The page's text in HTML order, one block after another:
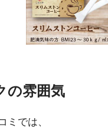
の雰囲気
ミでは、